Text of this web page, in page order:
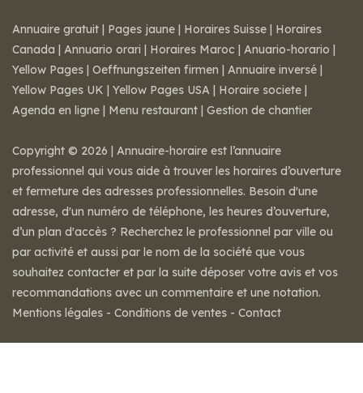
Annuaire gratuit | Pages jaune | Horaires Suisse | Horaires
Canada | Annuario orari | Horaires Maroc | Anuario-horario |
Yellow Pages | Oeffnungszeiten firmen | Annuaire inversé |
Yellow Pages UK | Yellow Pages USA | Horaire societe |
Agenda en ligne | Menu restaurant | Gestion de chantier
Copyright © 2026 | Annuaire-horaire est l’annuaire
professionnel qui vous aide à trouver les horaires d’ouverture
et fermeture des adresses professionnelles. Besoin d'une
adresse, d'un numéro de téléphone, les heures d’ouverture,
d’un plan d'accès ? Recherchez le professionnel par ville ou
par activité et aussi par le nom de la société que vous
souhaitez contacter et par la suite déposer votre avis et vos
recommandations avec un commentaire et une notation.
Mentions légales - Conditions de ventes - Contact